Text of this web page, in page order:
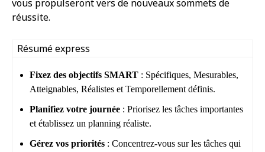
vous propulseront vers de nouveaux sommets de
réussite.
Résumé express
Fixez des objectifs SMART : Spécifiques, Mesurables,
Atteignables, Réalistes et Temporellement définis.
Planifiez votre journée : Priorisez les tâches importantes
et établissez un planning réaliste.
Gérez vos priorités : Concentrez-vous sur les tâches qui